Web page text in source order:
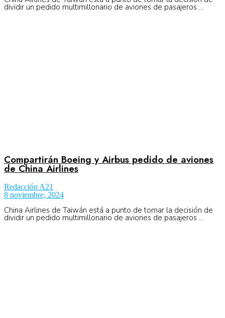
dividir un pedido multimillonario de aviones de pasajeros ...
Compartirán Boeing y Airbus pedido de aviones
de China Airlines
Redacción A21
8 noviembre, 2024
China Airlines de Taiwán está a punto de tomar la decisión de
dividir un pedido multimillonario de aviones de pasajeros ...